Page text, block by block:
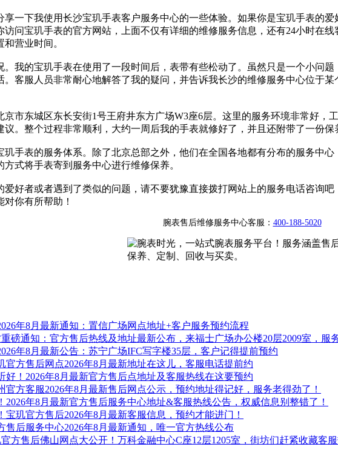
享一下我使用长沙宝玑手表客户服务中心的一些体验。如果你是宝玑手表的
访问宝玑手表的官方网站，上面不仅有详细的维修服务信息，还有24小时在
营业时间。
。我的宝玑手表在使用了一段时间后，表带有些松动了。虽然只是一个小问
。客服人员非常耐心地解答了我的疑问，并告诉我长沙的维修服务中心位于
市东城区东长安街1号王府井东方广场W3座6层。这里的服务环境非常好，
。整个过程非常顺利，大约一周后我的手表就修好了，并且还附带了一份保
玑手表的服务体系。除了北京总部之外，他们在全国各地都有分布的服务中
式将手表寄到服务中心进行维修保养。
爱好者或者遇到了类似的问题，请不要犹豫直接拨打网站上的服务电话咨询
你有所帮助！
腕表售后维修服务中心客服： 400-188-5020
年8月最新通知：置信广场网点地址+客户服务预约流程
磅通知：官方售后热线及地址最新公布，来福士广场办公楼20层2009室，服
年8月最新公告：苏宁广场IFC写字楼35层，客户记得提前预约
官方售后网点2026年8月最新地址在这儿，客服电话提前约
好！2026年8月最新官方售后点地址及客服热线在这要预约
官方客服2026年8月最新售后网点公示，预约地址得记好，服务老得劲了！
2026年8月最新官方售后服务中心地址&客服热线公告，权威信息别整错了！
宝玑官方售后2026年8月最新客服信息，预约才能进门！
售后服务中心2026年8月最新通知，唯一官方热线公布
方售后佛山网点大公开！万科金融中心C座12层1205室，街坊们赶紧收藏客